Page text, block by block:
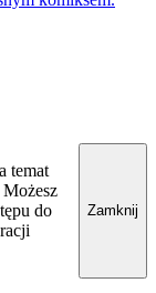
temat
Możesz
do
Zamknij